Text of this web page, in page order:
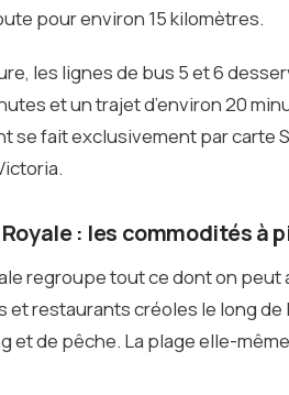
pour environ 15 kilomètres.
les lignes de bus 5 et 6
et un trajet d’environ 20
se fait exclusivement par carte
Royale : les commodités à
regroupe tout ce dont on
et restaurants créoles le long
et de pêche. La plage elle-